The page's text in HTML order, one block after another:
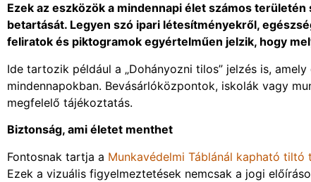
Ezek az eszközök a mindennapi élet számos
betartását. Legyen szó ipari létesítményekről,
feliratok és piktogramok egyértelműen jelzik, hogy
Ide tartozik például a „Dohányozni tilos” jelzés is,
mindennapokban. Bevásárlóközpontok, iskolák vagy
megfelelő tájékoztatás.
Biztonság, ami életet menthet
Fontosnak tartja a Munkavédelmi Táblánál kapható tiltó
Ezek a vizuális figyelmeztetések nemcsak a jogi